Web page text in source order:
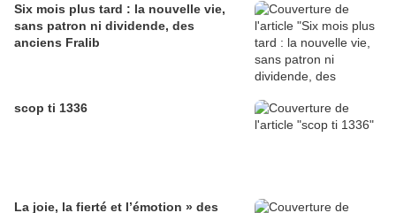
Six mois plus tard : la nouvelle vie,
sans patron ni dividende, des
anciens Fralib
scop ti 1336
La joie, la fierté et l’émotion » des